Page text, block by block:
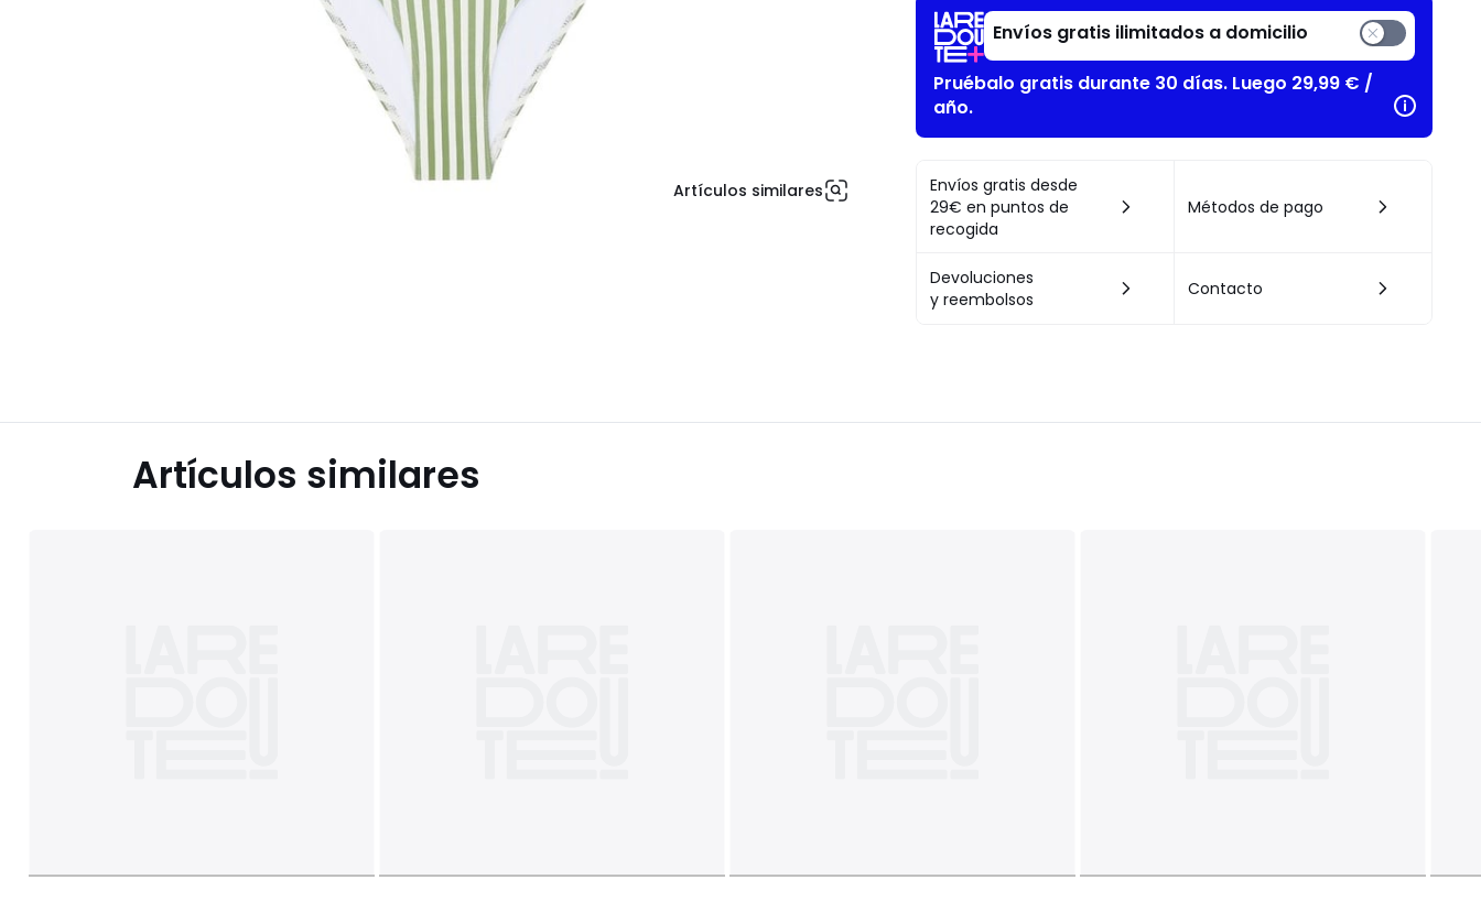
Artículos similares
Envíos gratis ilimitados a domicilio
Pruébalo gratis durante 30 días. Luego 29,99 € /
año.
Envíos gratis desde
29€ en puntos de
recogida
Métodos de pago
Devoluciones
y reembolsos
Contacto
Artículos similares